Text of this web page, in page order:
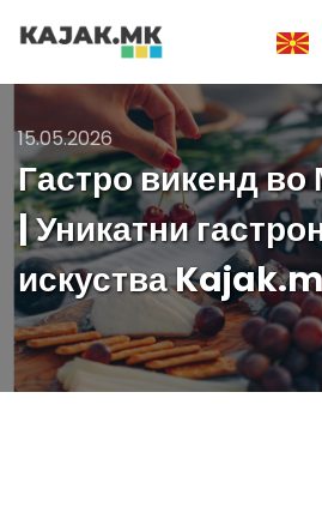
15.05.2026
Гастро викенд во
| Уникатни
искуства